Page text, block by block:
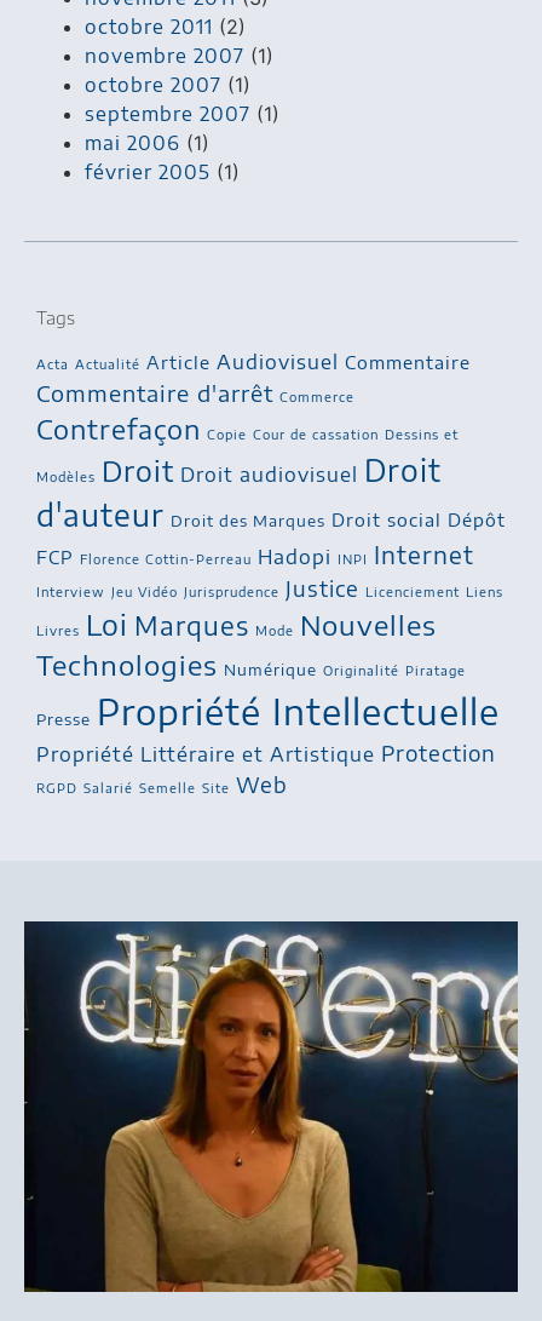
octobre 2011 (2)
novembre 2007 (1)
octobre 2007 (1)
septembre 2007 (1)
mai 2006 (1)
février 2005 (1)
Tags
Acta Actualité Article Audiovisuel Commentaire
Commentaire d'arrêt Commerce
Contrefaçon Copie Cour de cassation Dessins et
Modèles Droit Droit audiovisuel Droit
d'auteur Droit des Marques Droit social Dépôt
FCP
Florence Cottin-Perreau Hadopi INPI Internet
Interview Jeu Vidéo Jurisprudence Justice Licenciement Liens
Livres Loi Marques Mode
Nouvelles
Technologies Numérique Originalité Piratage
Presse Propriété Intellectuelle
Propriété Littéraire et Artistique Protection
RGPD Salarié Semelle Site Web